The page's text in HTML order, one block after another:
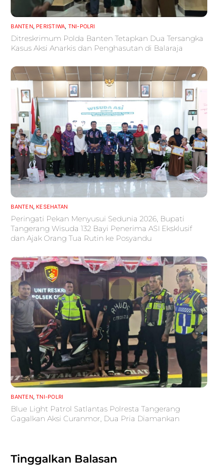
BANTEN, PERISTIWA, TNI-POLRI
Ditreskrimum Polda Banten Tetapkan Dua Tersangka
Kasus Aksi Anarkis dan Penghasutan di Balaraja
BANTEN, KESEHATAN
Peringati Pekan Menyusui Sedunia 2026, Bupati
Tangerang Wisuda 132 Bayi Penerima ASI Eksklusif
dan Ajak Orang Tua Rutin ke Posyandu
BANTEN,TNI-POLRI
Blue Light Patrol Satlantas Polresta Tangerang
Gagalkan Aksi Curanmor, Dua Pria Diamankan
Tinggalkan Balasan